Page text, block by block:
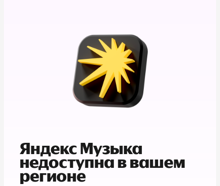
Яндекс Музыка
недоступна в вашем
регионе